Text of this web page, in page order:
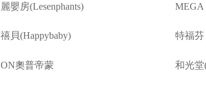
麗嬰房(Lesenphants) MEGA
禧貝(Happybaby) 特福芬
ON奧普帝蒙 和光